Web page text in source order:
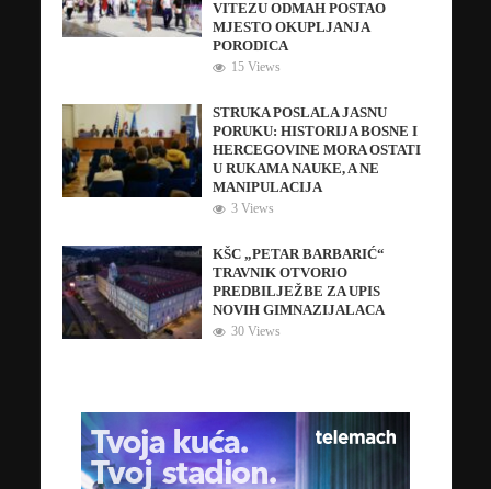
VITEZU ODMAH POSTAO
MJESTO OKUPLJANJA
PORODICA
15 Views
STRUKA POSLALA JASNU
PORUKU: HISTORIJA BOSNE I
HERCEGOVINE MORA OSTATI
U RUKAMA NAUKE, A NE
MANIPULACIJA
3 Views
KŠC „PETAR BARBARIĆ“
TRAVNIK OTVORIO
PREDBILJEŽBE ZA UPIS
NOVIH GIMNAZIJALACA
30 Views